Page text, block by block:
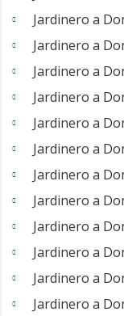
Jardinero a
Jardinero a
Jardinero a
Jardinero a
Jardinero a
Jardinero a
Jardinero a
Jardinero a
Jardinero a
Jardinero a
Jardinero a
Jardinero a